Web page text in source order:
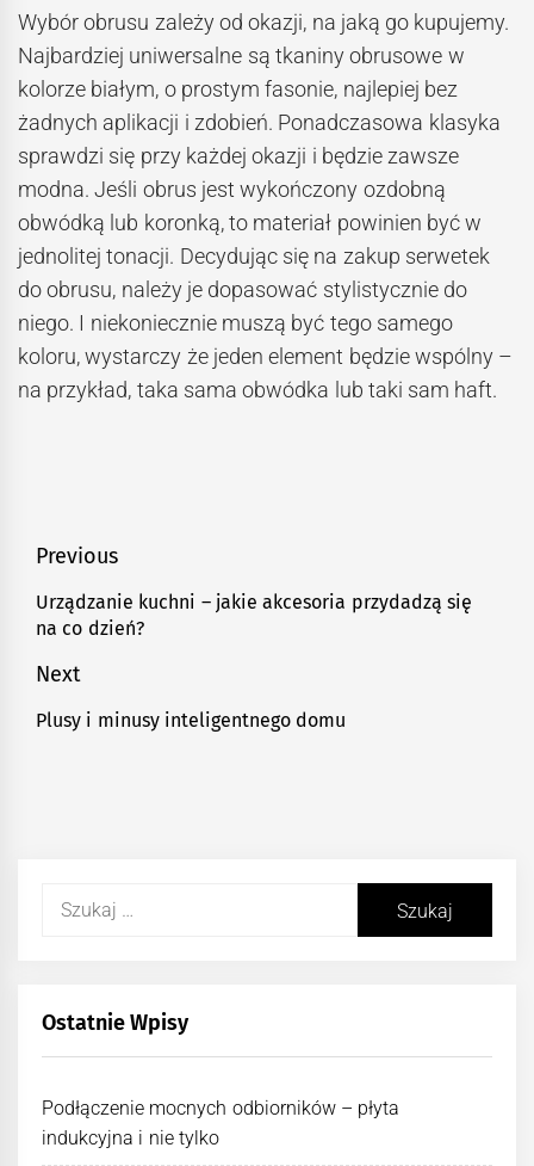
Wybór obrusu zależy od okazji, na jaką go kupujemy.
Najbardziej uniwersalne są tkaniny obrusowe w
kolorze białym, o prostym fasonie, najlepiej bez
żadnych aplikacji i zdobień. Ponadczasowa klasyka
sprawdzi się przy każdej okazji i będzie zawsze
modna. Jeśli obrus jest wykończony ozdobną
obwódką lub koronką, to materiał powinien być w
jednolitej tonacji. Decydując się na zakup serwetek
do obrusu, należy je dopasować stylistycznie do
niego. I niekoniecznie muszą być tego samego
koloru, wystarczy że jeden element będzie wspólny –
na przykład, taka sama obwódka lub taki sam haft.
Nawigacja
wpisu
Previous
Previous
post:
Urządzanie kuchni – jakie akcesoria przydadzą się
na co dzień?
Next
Next
Plusy i minusy inteligentnego domu
Szukaj:
Ostatnie Wpisy
Podłączenie mocnych odbiorników – płyta
indukcyjna i nie tylko